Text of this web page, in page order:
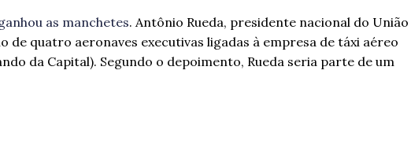
as manchetes. Antônio Rueda, presidente nacional do União
quatro aeronaves executivas ligadas à empresa de táxi aéreo
da Capital). Segundo o depoimento, Rueda seria parte de um